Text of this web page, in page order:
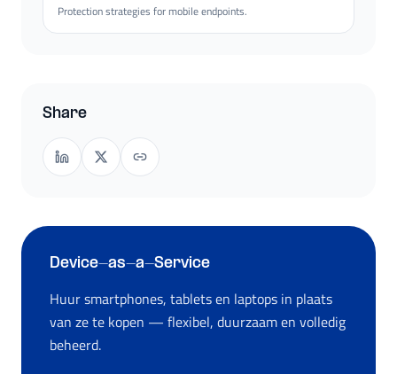
Protection strategies for mobile endpoints.
Share
Device-as-a-Service
Huur smartphones, tablets en laptops in plaats
van ze te kopen — flexibel, duurzaam en volledig
beheerd.